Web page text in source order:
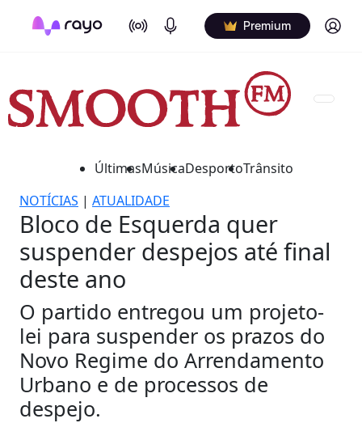
On Air Podcasts Premium Log in
ÚltimasMúsicaDesportoTrânsito
NOTÍCIAS | ATUALIDADE
Bloco de Esquerda quer
suspender despejos até final
deste ano
O partido entregou um projeto-
lei para suspender os prazos do
Novo Regime do Arrendamento
Urbano e de processos de
despejo.